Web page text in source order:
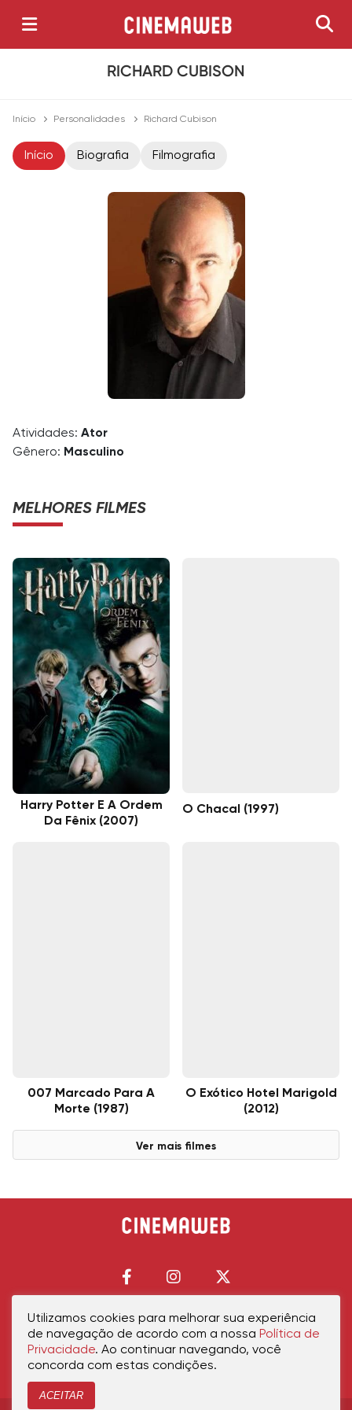
RICHARD CUBISON
Início Personalidades Richard Cubison
Início Biografia Filmografia
Atividades: Ator
Gênero: Masculino
MELHORES FILMES
Harry Potter E A Ordem
Da Fênix (2007)
O Chacal (1997)
007 Marcado Para A
Morte (1987)
O Exótico Hotel Marigold
(2012)
Ver mais filmes
Início Política de PrivacidadePolítica de CookiesContatoSobre Nós
Utilizamos cookies para melhorar sua experiência
de navegação de acordo com a nossa Política de
Privacidade. Ao continuar navegando, você
concorda com estas condições.
ACEITAR